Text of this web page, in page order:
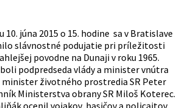
10. júna 2015 o 15. hodine sa v Bratislave
slávnostné podujatie pri príležitosti
povodne na Dunaji v roku 1965.
podpredseda vlády a minister vnútra
minister životného prostredia SR Peter
Ministerstva obrany SR Miloš Koterec.